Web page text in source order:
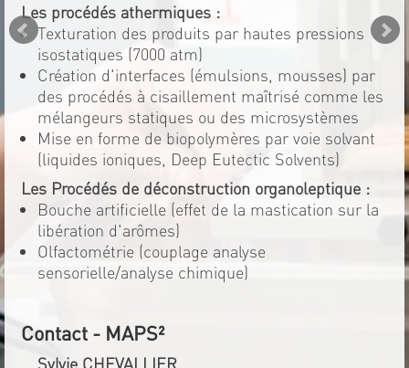
Les procédés athermiques :
Texturation des produits par hautes pressions
isostatiques (7000 atm)
Création d'interfaces (émulsions, mousses) par
des procédés à cisaillement maîtrisé comme les
mélangeurs statiques ou des microsystèmes
Mise en forme de biopolymères par voie solvant
(liquides ioniques, Deep Eutectic Solvents)
Les Procédés de déconstruction organoleptique :
Bouche artificielle (effet de la mastication sur la
libération d'arômes)
Olfactométrie (couplage analyse
sensorielle/analyse chimique)
Contact - MAPS²
Sylvie CHEVALLIER